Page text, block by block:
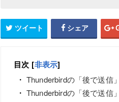
ツイート シェア
目次 [非表示]
Thunderbirdの「後で送信
Thunderbirdの「後で送信